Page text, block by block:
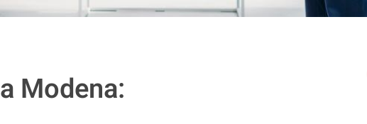
a Modena: